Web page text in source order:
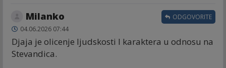
Milanko
04.06.2026 07:44
Djaja je olicenje ljudskosti I karaktera u odnosu na
Stevandica.
ODGOVORITE